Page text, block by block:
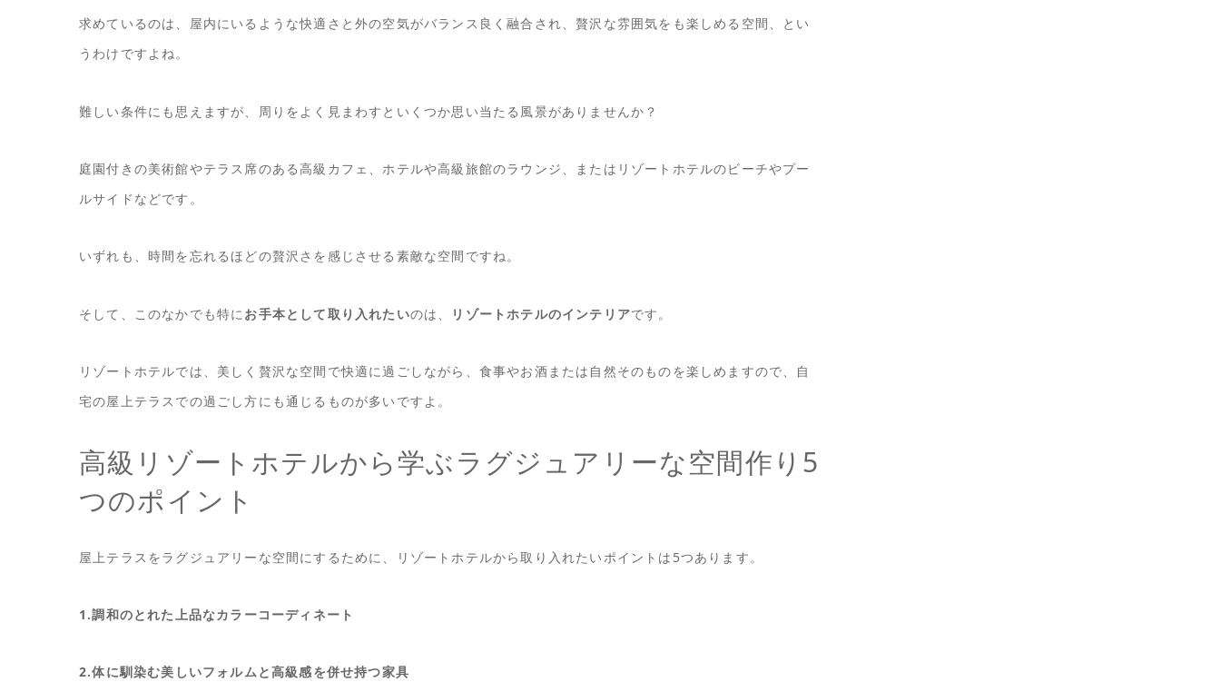
求めているのは、屋内にいるような快適さと外の空気がバランス良く融合され、贅沢な雰囲気をも楽しめる空間、とい
うわけですよね。
難しい条件にも思えますが、周りをよく見まわすといくつか思い当たる風景がありませんか？
庭園付きの美術館やテラス席のある高級カフェ、ホテルや高級旅館のラウンジ、またはリゾートホテルのビーチやプー
ルサイドなどです。
いずれも、時間を忘れるほどの贅沢さを感じさせる素敵な空間ですね。
そして、このなかでも特に お手本として取り入れたいのは、 リゾートホテルのインテリアです。
リゾートホテルでは、美しく贅沢な空間で快適に過ごしながら、食事やお酒または自然そのものを楽しめますので、自
宅の屋上テラスでの過ごし方にも通じるものが多いですよ。
高級リゾートホテルから学ぶラグジュアリーな空間作り5
つのポイント
屋上テラスをラグジュアリーな空間にするために、リゾートホテルから取り入れたいポイントは5つあります。
1.調和のとれた上品なカラーコーディネート
2.体に馴染む美しいフォルムと高級感を併せ持つ家具